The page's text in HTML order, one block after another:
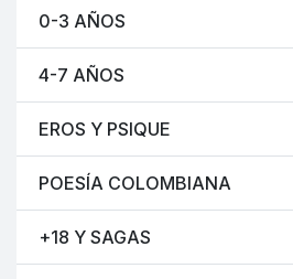
0-3 AÑOS
4-7 AÑOS
EROS Y PSIQUE
POESÍA COLOMBIANA
+18 Y SAGAS